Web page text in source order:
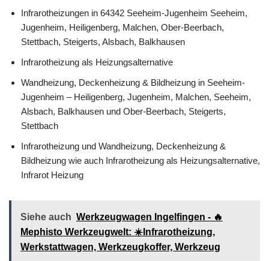
Infrarotheizungen in 64342 Seeheim-Jugenheim Seeheim,
Jugenheim, Heiligenberg, Malchen, Ober-Beerbach,
Stettbach, Steigerts, Alsbach, Balkhausen
Infrarotheizung als Heizungsalternative
Wandheizung, Deckenheizung & Bildheizung in Seeheim-
Jugenheim – Heiligenberg, Jugenheim, Malchen, Seeheim,
Alsbach, Balkhausen und Ober-Beerbach, Steigerts,
Stettbach
Infrarotheizung und Wandheizung, Deckenheizung &
Bildheizung wie auch Infrarotheizung als Heizungsalternative,
Infrarot Heizung
Siehe auch Werkzeugwagen Ingelfingen - 🔥
Mephisto Werkzeugwelt: ☀️Infrarotheizung,
Werkstattwagen, Werkzeugkoffer, Werkzeug